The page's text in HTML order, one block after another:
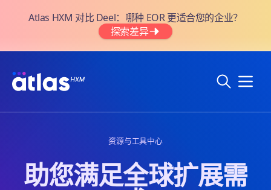
Atlas HXM 对比 Deel：哪种 EOR 更适合您的企业？
探索差异
资源与工具中心
助您满足全球扩展需